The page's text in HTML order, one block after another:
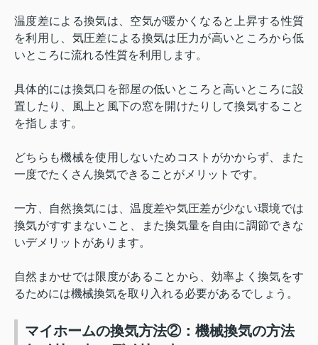
温度差による換気は、空気が暖かくなると上昇する性質
を利用し、気圧差による換気は圧力が高いところから低
いところに流れる性質を利用します。
具体的には換気口を部屋の低いところと高いところに設
置したり、風上と風下の窓を開けたりして換気すること
を指します。
どちらも機械を使用しないためコストがかからず、また
一度でたくさん換気できることがメリットです。
一方、自然換気には、温度差や気圧差が少ない環境では
換気がすすまないこと、また換気量を自由に調節できな
いデメリットがあります。
自然まかせでは限度があることから、効率よく換気をす
るためには機械換気を取り入れる必要があるでしょう。
マイホームの換気方法②：機械換気の方法